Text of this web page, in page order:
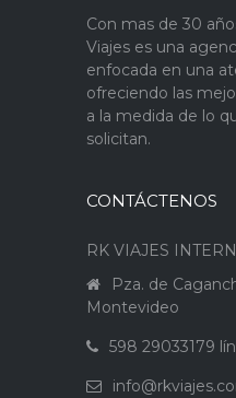
Con mas de 30
Viajes es una
enfocada en una
ofreciendo las
a la medida de lo
solicitan.
CONTÁCTENOS
RK VIAJES
Pza. de
Montevideo
598 29033179